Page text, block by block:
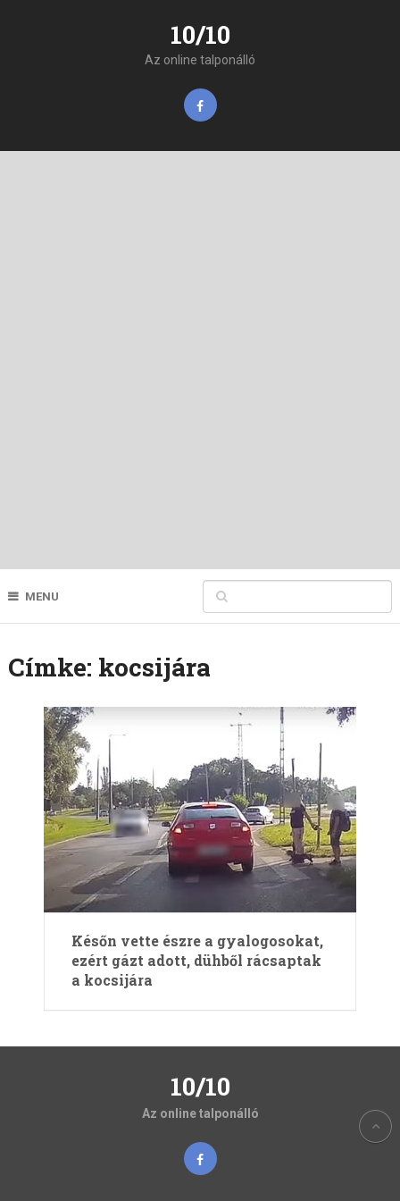
10/10
Az online talponálló
MENU
Címke: kocsijára
Későn vette észre a gyalogosokat,
ezért gázt adott, dühből rácsaptak
a kocsijára
10/10
Az online talponálló